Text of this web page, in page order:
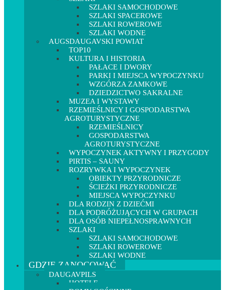
SZLAKI SAMOCHODOWE
SZLAKI SPACEROWE
SZLAKI ROWEROWE
SZLAKI WODNE
AUGSDAUGAVSKI POWIAT
TOP10
KULTURA I HISTORIA
PAŁACE I DWORY
PARKI I MIEJSCA WYPOCZYNKU
WZGÓRZA ZAMKOWE
DZIEDZICTWO SAKRALNE
MUZEA I WYSTAWY
RZEMIEŚLNICY I GOSPODARSTWA
AGROTURYSTYCZNE
RZEMIEŚLNICY
GOSPODARSTWA
AGROTURYSTYCZNE
WYPOCZYNEK AKTYWNY I PRZYGODY
PIRTIS – SAUNY
ROZRYWKA I WYPOCZYNEK
OBIEKTY PRZYRODNICZE
ŚCIEŻKI PRZYRODNICZE
MIEJSCA WYPOCZYNKU
DLA RODZIN Z DZIEĆMI
DLA PODRÓŻUJĄCYCH W GRUPACH
DLA OSÓB NIEPEŁNOSPRAWNYCH
SZLAKI
SZLAKI SAMOCHODOWE
SZLAKI ROWEROWE
SZLAKI WODNE
GDZIE ZANOCOWAĆ
DAUGAVPILS
HOTELE